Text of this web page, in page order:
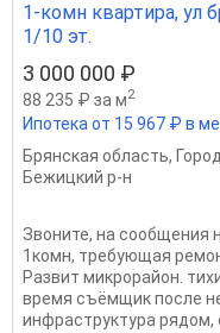
1-комн квартира, ул
1/10 эт.
3 000 000 ₽
88 235 ₽ за м2
Ипотека от 15 967 ₽ в
Брянская область,
Бежицкий р-н
Звоните, на сообщения
1комн, требующая
Развит микрорайон.
время съёмщик после
инфраструктура рядом,